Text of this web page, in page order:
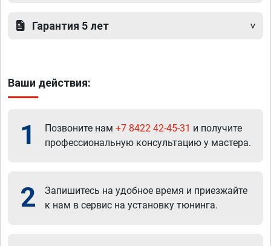
Гарантия 5 лет
Ваши действия:
1 Позвоните нам +7 8422 42-45-31 и получите
профессиональную консультацию у мастера.
2
Запишитесь на удобное время и приезжайте
к нам в сервис на установку тюнинга.